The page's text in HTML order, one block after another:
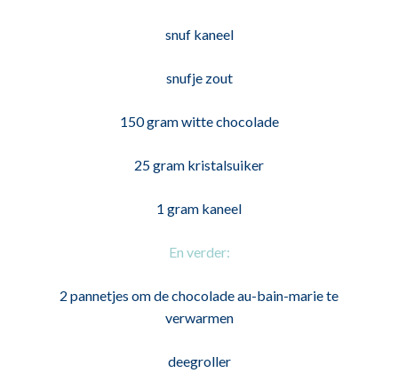
snuf kaneel
snufje zout
150 gram witte chocolade
25 gram kristalsuiker
1 gram kaneel
En verder:
2 pannetjes om de chocolade au-bain-marie te
verwarmen
deegroller